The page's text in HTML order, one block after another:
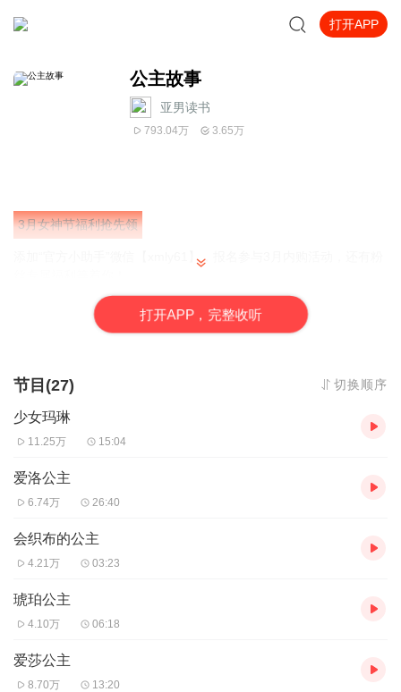
打开APP
公主故事
亚男读书
793.04万 3.65万
3月女神节福利抢先领
【xmly61】 ，
1、付费精品儿童专辑内购特价、0元秒杀
2、上万亲子育儿
资源包，群内独享
大咖儿童主播亲密互动，分享干货
打开APP，完整收听
节目(27) 切换顺序
少女玛琳
11.25万 15:04
爱洛公主
6.74万 26:40
会织布的公主
4.21万 03:23
琥珀公主
4.10万 06:18
爱莎公主
8.70万 13:20